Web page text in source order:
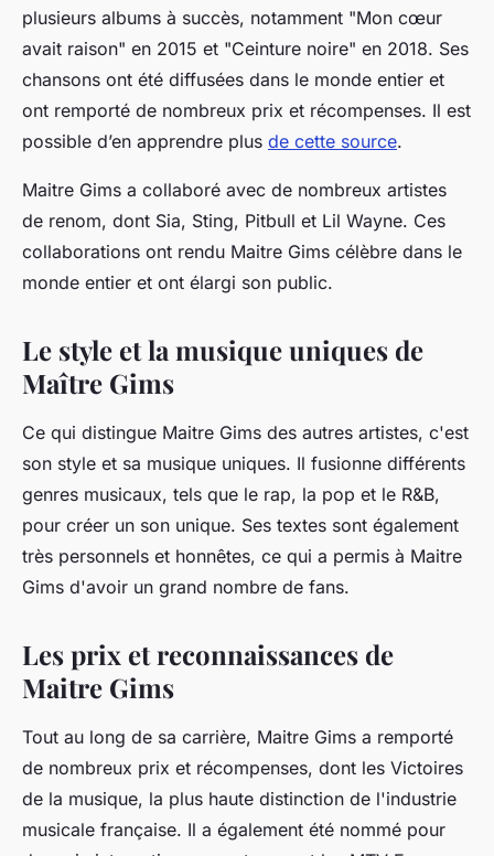
plusieurs albums à succès, notamment "Mon cœur
avait raison" en 2015 et "Ceinture noire" en 2018. Ses
chansons ont été diffusées dans le monde entier et
ont remporté de nombreux prix et récompenses. Il est
possible d’en apprendre plus de cette source.
Maitre Gims a collaboré avec de nombreux artistes
de renom, dont Sia, Sting, Pitbull et Lil Wayne. Ces
collaborations ont rendu Maitre Gims célèbre dans le
monde entier et ont élargi son public.
Le style et la musique uniques de
Maître Gims
Ce qui distingue Maitre Gims des autres artistes, c'est
son style et sa musique uniques. Il fusionne différents
genres musicaux, tels que le rap, la pop et le R&B,
pour créer un son unique. Ses textes sont également
très personnels et honnêtes, ce qui a permis à Maitre
Gims d'avoir un grand nombre de fans.
Les prix et reconnaissances de
Maitre Gims
Tout au long de sa carrière, Maitre Gims a remporté
de nombreux prix et récompenses, dont les Victoires
de la musique, la plus haute distinction de l'industrie
musicale française. Il a également été nommé pour